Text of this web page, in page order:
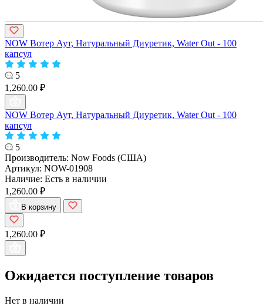
NOW Вотер Аут, Натуральный Диуретик, Water Out - 100
капсул
5
1,260.00 ₽
NOW Вотер Аут, Натуральный Диуретик, Water Out - 100
капсул
5
Производитель: Now Foods (США)
Артикул: NOW-01908
Наличие: Есть в наличии
1,260.00 ₽
В корзину
1,260.00 ₽
Ожидается поступление товаров
Нет в наличии